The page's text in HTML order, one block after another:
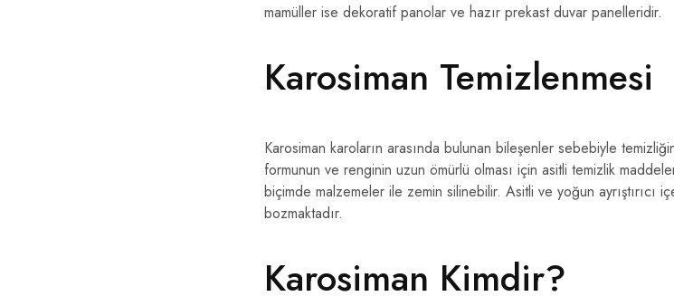
mamüller ise dekoratif panolar ve hazır prekast duvar panelleridir.
Karosiman Temizlenmesi
Karosiman karoların arasında bulunan bileşenler sebebiyle
formunun ve renginin uzun ömürlü olması için asitli temizlik
biçimde malzemeler ile zemin silinebilir. Asitli ve yoğun ayrıştırıcı
bozmaktadır.
Karosiman Kimdir?